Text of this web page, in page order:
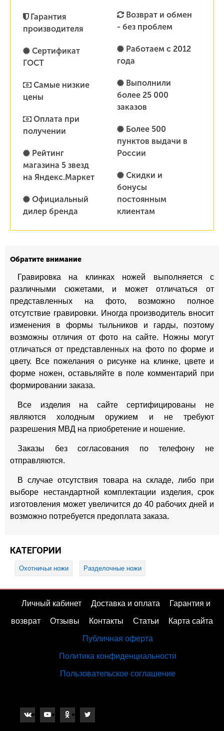
Гарантия
производителя
Сертификат
ГОСТ
Самые низкие
цены
Оплата при
получении
Рейтинг
магазина 5 звезд
на Яндекс.Маркет
Официальный
дилер бренда
Возврат и обмен
- без проблем
Работаем с 2012
года
Выполнили
более 25 000
заказов
Более 500
пунктов выдачи в
России
Скидки и
бонусы
постоянным
клиентам
Обратите внимание
Гравировка на клинках ножей выполняется с
различными сюжетами, и может отличаться от
представленных на фото, возможно полное
отсутствие гравировки. Иногда производитель вносит
изменения в формы тыльников и гарды, поэтому
возможны отличия от фото на сайте. Ножны могут
отличаться от представленных на фото по форме и
цвету. Все пожелания о рисунке на клинке, цвете и
форме ножен, оставьляйте в поле комментарий при
формировании заказа.
Все изделия на сайте сертифицированы не
являются холодным оружием и не требуют
разрешения МВД на приобретение и ношение.
Заказы без согласования по телефону не
отправляются.
В случае отсутствия товара на складе, либо при
выборе нестандартной комплектации изделия, срок
изготовления может увеличится до 40 рабочих дней и
возможно потребуется предоплата заказа.
КАТЕГОРИИ
Охотничьи ножи Разделочные ножи
Личный кабинет Доставка и оплата Гарантия и
возврат Отзывы Контакты Статьи Карта сайта
Публичная оферта
Политика конфиденциальности
Пользовательское соглашение